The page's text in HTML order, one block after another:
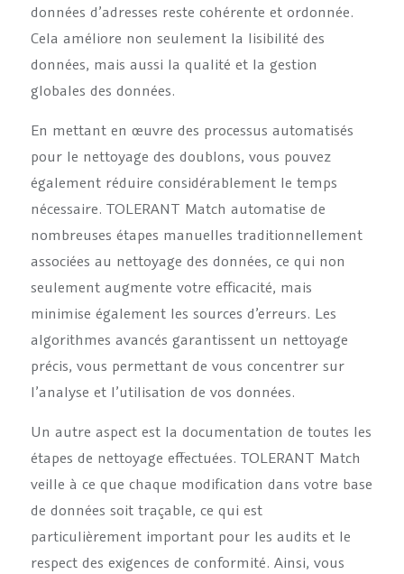
données d’adresses reste cohérente et ordonnée.
Cela améliore non seulement la lisibilité des
données, mais aussi la qualité et la gestion
globales des données.
En mettant en œuvre des processus automatisés
pour le nettoyage des doublons, vous pouvez
également réduire considérablement le temps
nécessaire. TOLERANT Match automatise de
nombreuses étapes manuelles traditionnellement
associées au nettoyage des données, ce qui non
seulement augmente votre efficacité, mais
minimise également les sources d’erreurs. Les
algorithmes avancés garantissent un nettoyage
précis, vous permettant de vous concentrer sur
l’analyse et l’utilisation de vos données.
Un autre aspect est la documentation de toutes les
étapes de nettoyage effectuées. TOLERANT Match
veille à ce que chaque modification dans votre base
de données soit traçable, ce qui est
particulièrement important pour les audits et le
respect des exigences de conformité. Ainsi, vous